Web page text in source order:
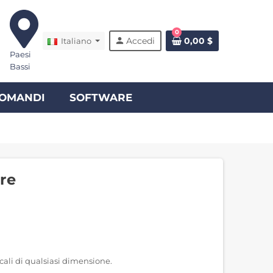
Paesi
Bassi
Italiano person Accedi
0
0,00 $
SOFTWARE
di qualsiasi dimensione.